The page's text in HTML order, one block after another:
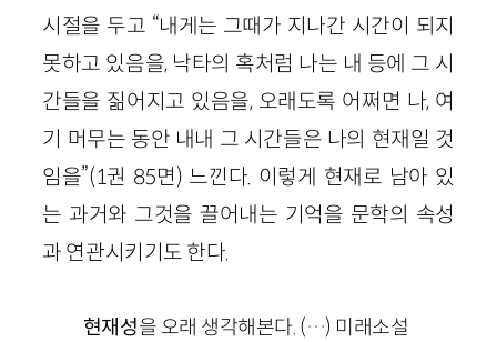
시절을 두고 “내게는 그때가 지나간 시간이 되지
못하고 있음을, 낙타의 혹처럼 나는 내 등에 그 시
간들을 짊어지고 있음을, 오래도록 어쩌면 나, 여
기 머무는 동안 내내 그 시간들은 나의 현재일 것
임을”(1권 85면) 느낀다. 이렇게 현재로 남아 있
는 과거와 그것을 끌어내는 기억을 문학의 속성
과 연관시키기도 한다.
현재성을 오래 생각해본다. (…) 미래소설